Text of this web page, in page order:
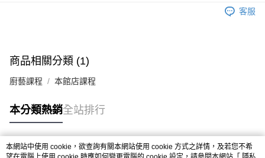
客服
商品相關分類 (1)
廚藝課程 本館店課程
本分類熱銷全站排行
熱門標籤
本網站中使用 cookie，欲查詢有關本網站使用 cookie 方式之詳情，及若您不希